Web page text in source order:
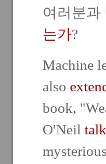
여러분과
는가?
Machine
also
book,
O'Neil